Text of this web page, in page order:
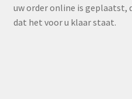
uw order online is geplaatst,
dat het voor u klaar staat.